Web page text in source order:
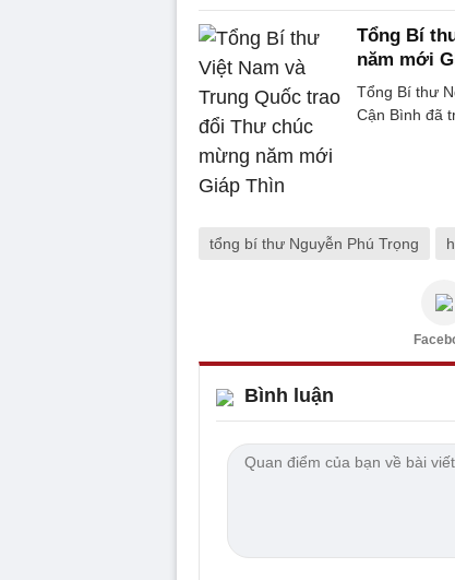
Tổng Bí
năm mới
Tổng Bí thư
Cận Bình đã
tổng bí thư Nguyễn Phú Trọng
Bình luận